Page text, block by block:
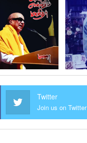
Twitter
Join us on Twitter